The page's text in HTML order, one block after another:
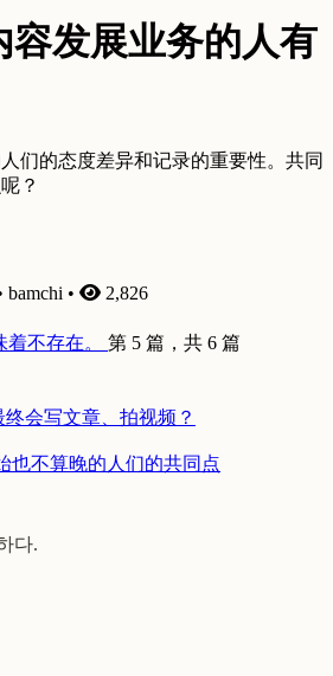
容发展业务的人有
们的态度差异和记录的重要性。共同
？
bamchi • 2,826
不存在。 第 5 篇，共 6 篇
会写文章、拍视频？
也不算晚的人们的共同点
다.